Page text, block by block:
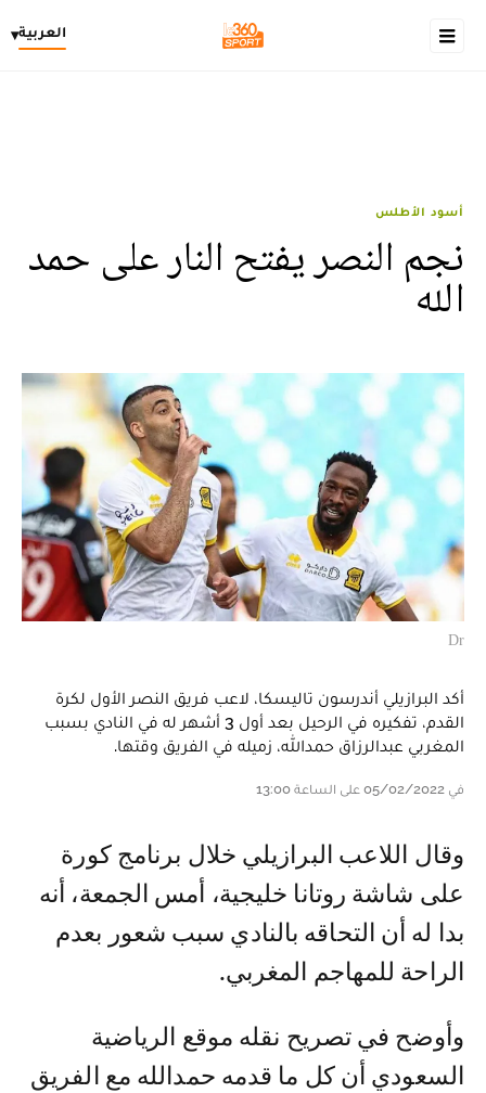
العربية▾
أسود الأطلس
نجم النصر يفتح النار على حمد
الله
Dr
أكد البرازيلي أندرسون تاليسكا، لاعب فريق النصر الأول لكرة
القدم، تفكيره في الرحيل بعد أول 3 أشهر له في النادي بسبب
المغربي عبدالرزاق حمدالله، زميله في الفريق وقتها.
في 05/02/2022 على الساعة 13:00
وقال اللاعب البرازيلي خلال برنامج كورة
على شاشة روتانا خليجية، أمس الجمعة، أنه
بدا له أن التحاقه بالنادي سبب شعور بعدم
الراحة للمهاجم المغربي.
وأوضح في تصريح نقله موقع الرياضية
السعودي أن كل ما قدمه حمدالله مع الفريق